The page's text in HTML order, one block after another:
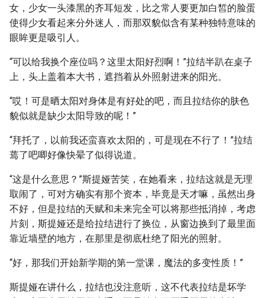
女，少女一头漆黑的齐耳短发，比之常人要更加白皙的脸蛋
使得少女看起来分外迷人，而那双貌似含有某种独特意味的
眼眸更是吸引人。
“可以给我换个座位吗？这里太阳好烈啊！”拉结半趴在桌子
上，头上盖着本大书，遮挡着从外照射进来的阳光。
“哎！可是晒太阳对身体是有好处的吧，而且拉结你的肤色
貌似就是缺少太阳导致的呢！”
“拜托了，以前我还蛮喜欢太阳的，可是现在不行了！”拉结
蔫了吧唧好像快晕了似得说道。
“这是什么意思？”斯提娅苦笑，在她看来，拉结这就是无理
取闹了，可对方确实有那个资本，毕竟是天才嘛，虽然出身
不好，但是拉结的天赋和未来完全可以将那些抵消掉，考虑
片刻，斯提娅还是给拉结进行了换位，从窗边换到了最里面
靠近墙壁的地方，在那里是彻底杜绝了阳光的照射。
“好，那我们开始新学期的第一堂课，魔法的多变性质！”
斯提娅在讲什么，拉结也没注意听，这不代表拉结是坏学